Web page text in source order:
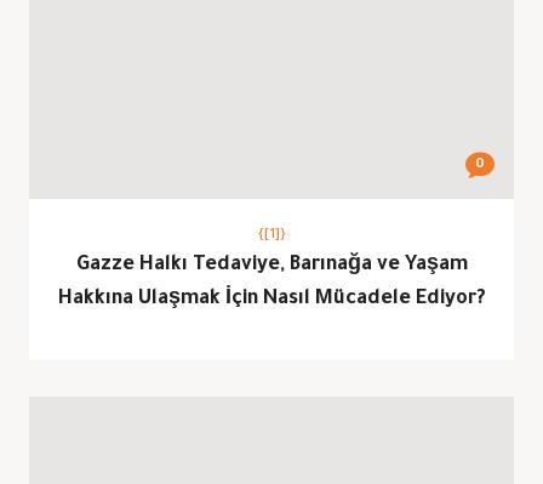
0
{[1]}
Gazze Halkı Tedaviye, Barınağa ve Yaşam
Hakkına Ulaşmak İçin Nasıl Mücadele Ediyor?